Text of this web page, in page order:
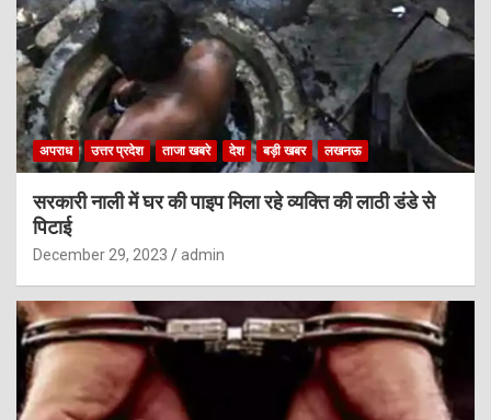
अपराध उत्तर प्रदेश ताजा खबरे देश बड़ी खबर लखनऊ
सरकारी नाली में घर की पाइप मिला रहे व्यक्ति की लाठी डंडे से
पिटाई
December 29, 2023 admin